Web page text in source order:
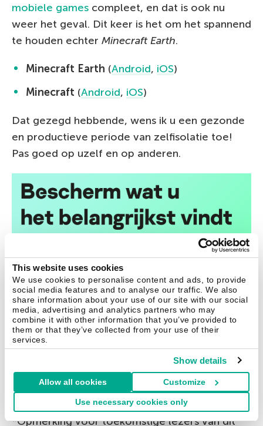
This website uses cookies
We use cookies to personalise content and ads, to provide
social media features and to analyse our traffic. We also
share information about your use of our site with our social
media, advertising and analytics partners who may
combine it with other information that you’ve provided to
them or that they’ve collected from your use of their
services.
Show details
Allow all cookies Customize
Use necessary cookies only
mobiele games compleet, en dat is ook nu
weer het geval. Dit keer is het om het spannend
te houden echter Minecraft Earth.
Minecraft Earth (Android, iOS)
Minecraft (Android, iOS)
Dat gezegd hebbende, wens ik u een gezonde
en productieve periode van zelfisolatie toe!
Pas goed op uzelf en op anderen.
*Opmerking voor toekomstige lezers van dit